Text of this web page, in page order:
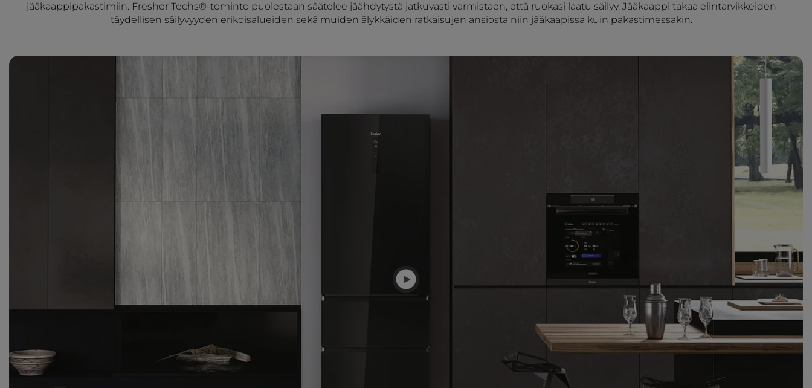
jääkaappipakastimiin. Fresher Techs®-tominto puolestaan ​​säätelee jäähdytystä jatkuvasti varmistaen, että ruokasi laatu säilyy. Jääkaappi takaa elintarvikkeiden
täydellisen säilyvyyden erikoisalueiden sekä muiden älykkäiden ratkaisujen ansiosta niin jääkaapissa kuin pakastimessakin.